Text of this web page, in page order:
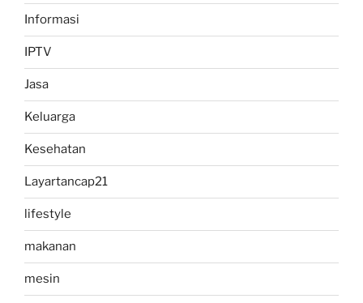
Informasi
IPTV
Jasa
Keluarga
Kesehatan
Layartancap21
lifestyle
makanan
mesin